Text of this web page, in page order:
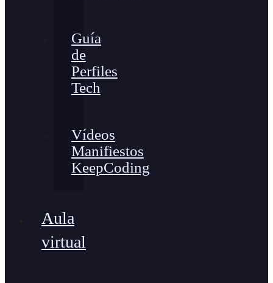
Guía
de
Perfiles
Tech
Vídeos
Manifiestos
KeepCoding
Aula
virtual